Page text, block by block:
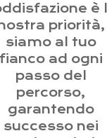
è
priorità,
siamo al tuo
fianco ad ogni
passo del
percorso,
garantendo
successo nei